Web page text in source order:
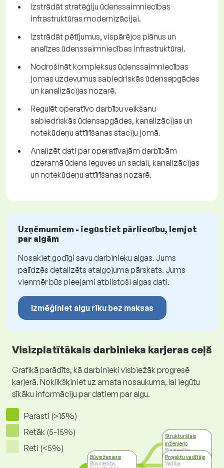
Izstrādāt stratēģiju ūdenssaimniecības
infrastruktūras modernizācijai.
Izstrādāt pētījumus, vispārējos plānus un
analīzes ūdenssaimniecības infrastruktūrai.
Nodrošināt kompleksus ūdenssaimniecības
jomas uzdevumus sabiedriskās ūdensapgādes
un kanalizācijas nozarē.
Regulēt operatīvo darbību veikšanu
sabiedriskās ūdensapgādes, kanalizācijas un
notekūdeņu attīrīšanas staciju jomā.
Analizēt dati par operatīvajām darbībām
dzeramā ūdens ieguves un sadali, kanalizācijas
un notekūdeņu attīrīšanas nozarē.
Uzņēmumiem - iegūstiet pārliecību, lemjot
par algām
Nosakiet godīgi savu darbinieku algas. Jums
palīdzēs detalizēts atalgojuma pārskats. Jums
vienmēr būs pieejami atbilstoši algas dati.
Izmēģiniet algu rīku bez maksas
Visizplatītākais darbinieka karjeras ceļš
Grafikā parādīts, kā darbinieki visbiežāk progresē
karjerā. Noklikšķiniet uz amata nosaukuma, lai iegūtu
sīkāku informāciju par datiem par algu.
Parasti (>15%)
Retāk (5-15%)
Reti (<5%)
Būvinženieris
Būvniecība,
Strukturālais
inženieris
Būvniecība,
Nekustamais
īpašums
Projektu vadītājs
Vadība